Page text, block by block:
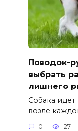
Поводок-
выбрать
лишнего
Собака идет
возле
0 27